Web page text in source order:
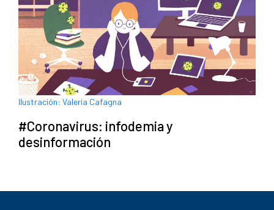
Ilustración: Valeria Cafagna
#Coronavirus: infodemia y
desinformación